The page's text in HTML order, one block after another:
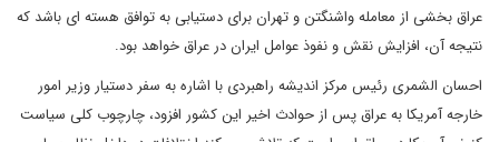
عراق بخشی از معامله واشنگتن و تهران برای دستیابی به توافق هسته ای باشد که
نتیجه آن، افزایش نقش و نفوذ عوامل ایران در عراق خواهد بود.
احسان الشمری رئیس مرکز اندیشه راهبردی با اشاره به سفر دستیار وزیر امور
خارجه آمریکا به عراق پس از حوادث اخیر این کشور افزود، چارچوب کلی سیاست